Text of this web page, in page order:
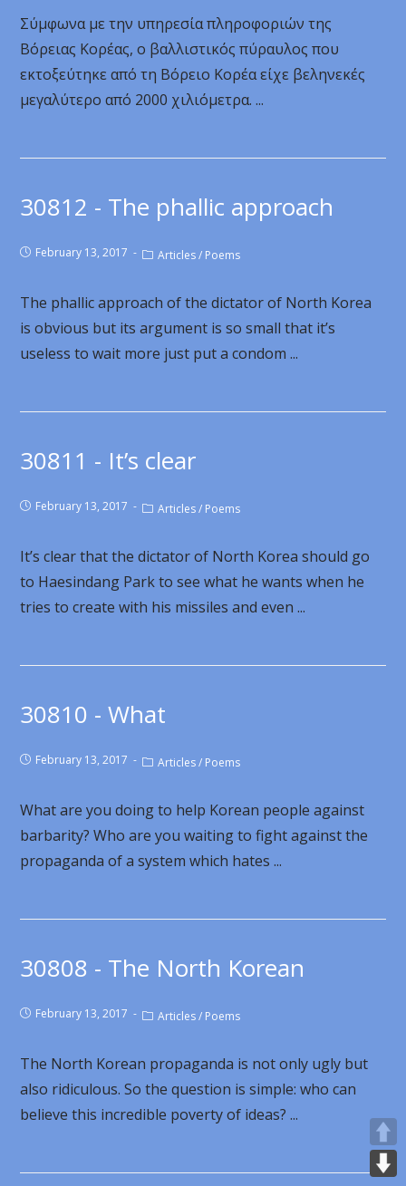
Σύμφωνα με την υπηρεσία πληροφοριών της
Βόρειας Κορέας, ο βαλλιστικός πύραυλος που
εκτοξεύτηκε από τη Βόρειο Κορέα είχε βεληνεκές
μεγαλύτερο από 2000 χιλιόμετρα. ...
30812 - The phallic approach
February 13, 2017 Articles / Poems
The phallic approach of the dictator of North Korea
is obvious but its argument is so small that it’s
useless to wait more just put a condom ...
30811 - It’s clear
February 13, 2017 Articles / Poems
It’s clear that the dictator of North Korea should go
to Haesindang Park to see what he wants when he
tries to create with his missiles and even ...
30810 - What
February 13, 2017 Articles / Poems
What are you doing to help Korean people against
barbarity? Who are you waiting to fight against the
propaganda of a system which hates ...
30808 - The North Korean
February 13, 2017 Articles / Poems
The North Korean propaganda is not only ugly but
also ridiculous. So the question is simple: who can
believe this incredible poverty of ideas? ...